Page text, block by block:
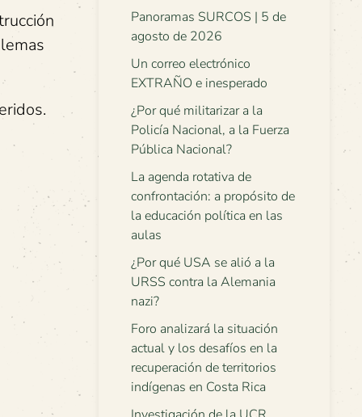
Panoramas SURCOS | 5 de
agosto de 2026
Un correo electrónico
EXTRAÑO e inesperado
¿Por qué militarizar a la
Policía Nacional, a la Fuerza
Pública Nacional?
La agenda rotativa de
confrontación: a propósito de
la educación política en las
aulas
¿Por qué USA se alió a la
URSS contra la Alemania
nazi?
Foro analizará la situación
actual y los desafíos en la
recuperación de territorios
indígenas en Costa Rica